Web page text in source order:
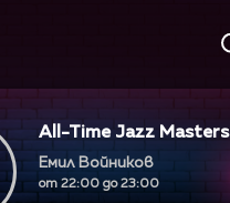
All-Time Jazz Masters
Емил Войников
от 22:00 до 23:00